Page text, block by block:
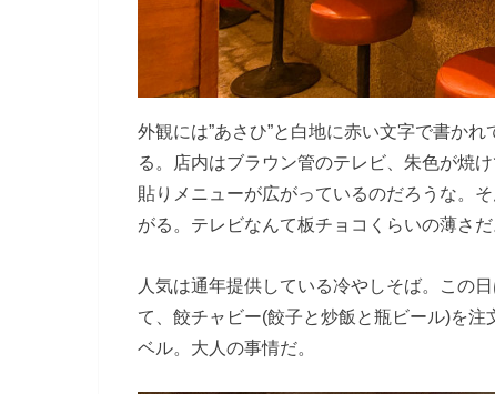
外観には”あさひ”と白地に赤い文字で書か
る。店内はブラウン管のテレビ、朱色が焼
貼りメニューが広がっているのだろうな。
がる。テレビなんて板チョコくらいの薄さ
人気は通年提供している冷やしそば。この
て、餃チャビー(餃子と炒飯と瓶ビール)を
ベル。大人の事情だ。